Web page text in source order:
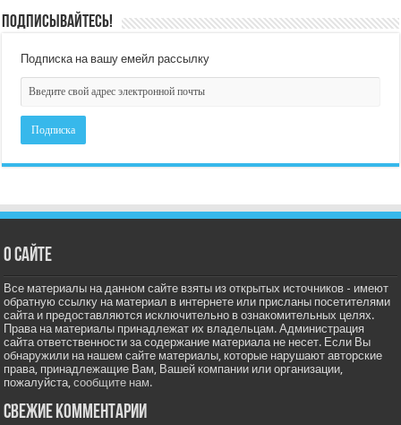
Подписывайтесь!
Подписка на вашу емейл рассылку
О сайте
Все материалы на данном сайте взяты из открытых источников - имеют
обратную ссылку на материал в интернете или присланы посетителями
сайта и предоставляются исключительно в ознакомительных целях.
Права на материалы принадлежат их владельцам. Администрация
сайта ответственности за содержание материала не несет. Если Вы
обнаружили на нашем сайте материалы, которые нарушают авторские
права, принадлежащие Вам, Вашей компании или организации,
пожалуйста,сообщите нам.
Свежие комментарии